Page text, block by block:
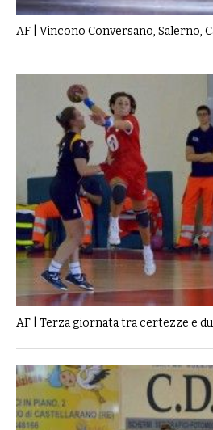
AF | Vincono Conversano, Salerno,
AF | Terza giornata tra certezze e